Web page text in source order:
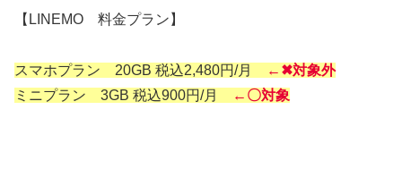
【LINEMO 料金プラン】
スマホプラン 20GB 税込2,480円/月
←✖対象外
ミニプラン 3GB 税込900円/月
←〇対象